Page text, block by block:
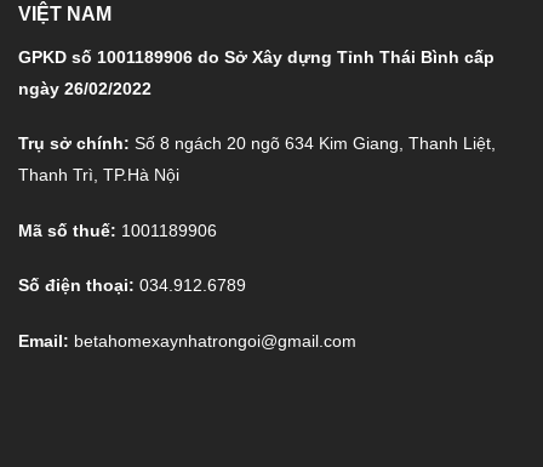
VIỆT NAM
GPKD số 1001189906 do Sở Xây dựng Tỉnh Thái Bình cấp
ngày 26/02/2022
Trụ sở chính: Số 8 ngách 20 ngõ 634 Kim Giang, Thanh Liệt,
Thanh Trì, TP.Hà Nội
Mã số thuế: 1001189906
Số điện thoại: 034.912.6789
Email: betahomexaynhatrongoi@gmail.com